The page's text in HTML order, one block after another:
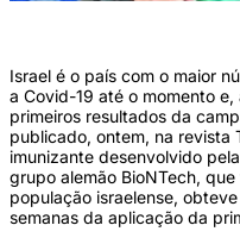
Israel é o país com o maior
a Covid-19 até o momento
primeiros resultados da
publicado, ontem, na revista
imunizante desenvolvido
grupo alemão BioNTech,
população israelense,
semanas da aplicação da